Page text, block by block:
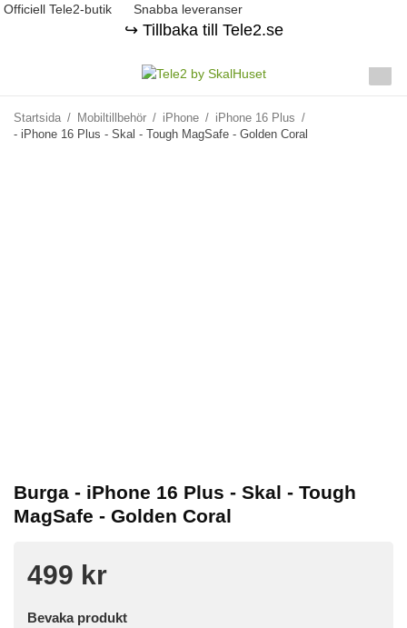
Officiell Tele2-butik Snabba leveranser
↪️ Tillbaka till Tele2.se
Startsida / Mobiltillbehör / iPhone / iPhone 16 Plus /
- iPhone 16 Plus - Skal - Tough MagSafe - Golden Coral
Burga - iPhone 16 Plus - Skal - Tough
MagSafe - Golden Coral
499 kr
Bevaka produkt